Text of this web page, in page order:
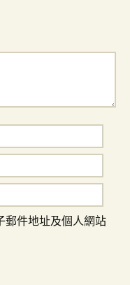
郵件地址及個人網站